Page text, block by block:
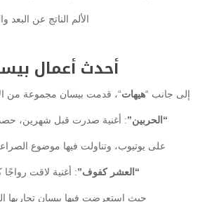
الألم الناتج عن البعد
أحدث أعمال
إلى جانب “هيهات“، قدمت بيسان مجموعة من
“الحربين”: أغنية صدرت قبل شهرين، حصدت أكثر من 79
على يوتيوب، وتناولت فيها موضوع
“العشر كفوف”: أغنية لاقت
حيث استعرضت فيها بيسان تجاربها